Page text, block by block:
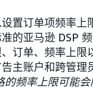
置订单项频率上
的亚马逊 DSP
订单、频率上限
主账户和跨管理
的频率上限可能